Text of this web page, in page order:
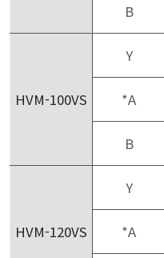
B
HVM-100VS
Y
*A
B
HVM-120VS
Y
*A